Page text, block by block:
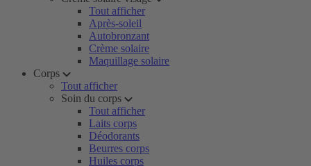
Tout afficher
Après-soleil
Autobronzant
Crème solaire
Maquillage solaire
Corps
Tout afficher
Soin du corps
Tout afficher
Laits corps
Déodorants
Beurres corps
Huiles corps